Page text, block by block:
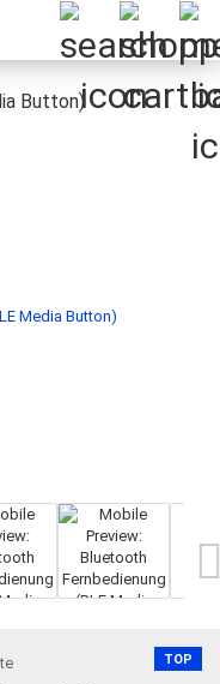
Button)
TOP